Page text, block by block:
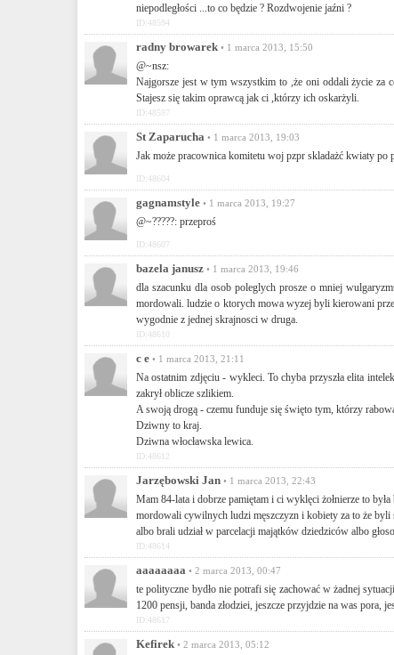
niepodległości ...to co będzie ? Rozdwojenie jaźni ?
ID:48594
radny browarek • 1 marca 2013, 15:50
@~nsz:
Najgorsze jest w tym wszystkim to ,że oni oddali życie za
Stajesz się takim oprawcą jak ci ,którzy ich oskarżyli.
ID:48597
St Zaparucha • 1 marca 2013, 19:03
Jak może pracownica komitetu woj pzpr skladażć kwiaty
ID:48604
gagnamstyle • 1 marca 2013, 19:27
@~?????: przeproś
ID:48607
bazela janusz • 1 marca 2013, 19:46
dla szacunku dla osob poleglych prosze o mniej
mordowali. ludzie o ktorych mowa wyzej byli kierowani
wygodnie z jednej skrajnosci w druga.
ID:48610
c e • 1 marca 2013, 21:11
Na ostatnim zdjęciu - wykleci. To chyba przyszła elita
zakrył oblicze szlikiem.
A swoją drogą - czemu funduje się święto tym, którzy
Dziwny to kraj.
Dziwna włocławska lewica.
ID:48612
Jarzębowski Jan • 1 marca 2013, 22:43
Mam 84-lata i dobrze pamiętam i ci wyklęci żołnierze to
mordowali cywilnych ludzi męszczyzn i kobiety za to że byli
albo brali udział w parcelacji majątków dziedziców albo
ID:48614
aaaaaaaa • 2 marca 2013, 00:47
te polityczne bydło nie potrafi się zachować w żadnej
1200 pensji, banda złodziei, jeszcze przyjdzie na was pora,
ID:48617
Kefirek • 2 marca 2013, 05:12